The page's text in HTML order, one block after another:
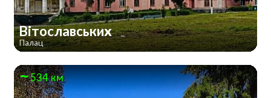
Вітославських
Палац
534 км